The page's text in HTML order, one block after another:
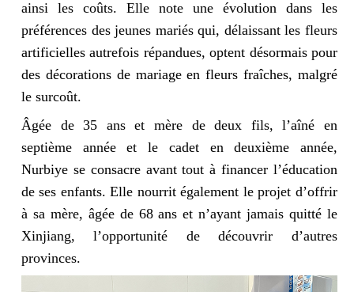
ainsi les coûts. Elle note une évolution dans les
préférences des jeunes mariés qui, délaissant les fleurs
artificielles autrefois répandues, optent désormais pour
des décorations de mariage en fleurs fraîches, malgré
le surcoût.
Âgée de 35 ans et mère de deux fils, l’aîné en
septième année et le cadet en deuxième année,
Nurbiye se consacre avant tout à financer l’éducation
de ses enfants. Elle nourrit également le projet d’offrir
à sa mère, âgée de 68 ans et n’ayant jamais quitté le
Xinjiang, l’opportunité de découvrir d’autres
provinces.